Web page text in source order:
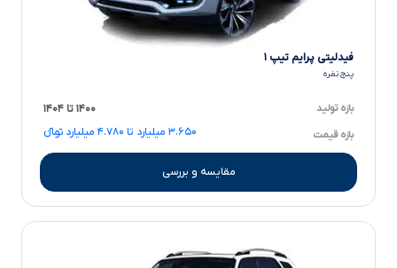
فیدلیتی پرایم تیپ ۱
پنج نفره
بازه تولید ۱۴۰۰ تا ۱۴۰۴
بازه قیمت ۳.۶۵۰ میلیارد تا ۴.۷۸۰ میلیارد تومانءءء
مقایسه و بررسی